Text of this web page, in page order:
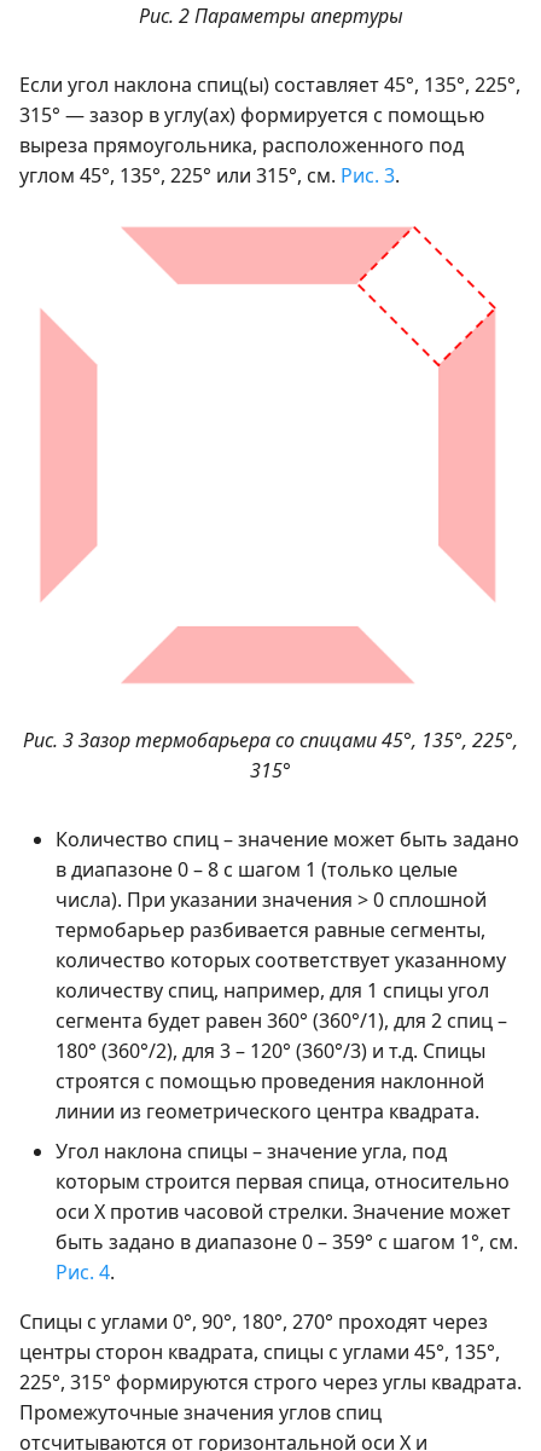
Рис. 2 Параметры апертуры
Если угол наклона спиц(ы) составляет 45°, 135°, 225°,
315° — зазор в углу(ах) формируется с помощью
выреза прямоугольника, расположенного под
углом 45°, 135°, 225° или 315°, см. Рис. 3.
Рис. 3 Зазор термобарьера со спицами 45°, 135°, 225°,
315°
Количество спиц – значение может быть задано
в диапазоне 0 – 8 с шагом 1 (только целые
числа). При указании значения > 0 сплошной
термобарьер разбивается равные сегменты,
количество которых соответствует указанному
количеству спиц, например, для 1 спицы угол
сегмента будет равен 360° (360°/1), для 2 спиц –
180° (360°/2), для 3 – 120° (360°/3) и т.д. Спицы
строятся с помощью проведения наклонной
линии из геометрического центра квадрата.
Угол наклона спицы – значение угла, под
которым строится первая спица, относительно
оси Х против часовой стрелки. Значение может
быть задано в диапазоне 0 – 359° с шагом 1°, см.
Рис. 4.
Спицы с углами 0°, 90°, 180°, 270° проходят через
центры сторон квадрата, спицы c углами 45°, 135°,
225°, 315° формируются строго через углы квадрата.
Промежуточные значения углов спиц
отсчитываются от горизонтальной оси Х и